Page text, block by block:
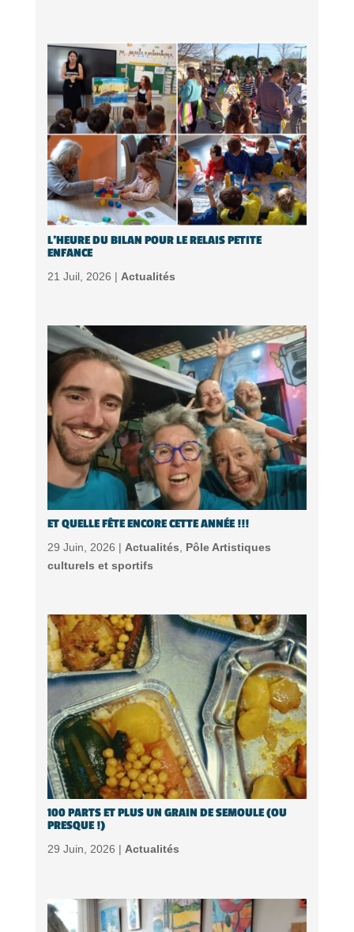
L’HEURE DU BILAN POUR LE RELAIS PETITE
ENFANCE
21 Juil, 2026 | Actualités
ET QUELLE FÊTE ENCORE CETTE ANNÉE !!!
29 Juin, 2026 | Actualités, Pôle Artistiques
culturels et sportifs
100 PARTS ET PLUS UN GRAIN DE SEMOULE (OU
PRESQUE !)
29 Juin, 2026 | Actualités